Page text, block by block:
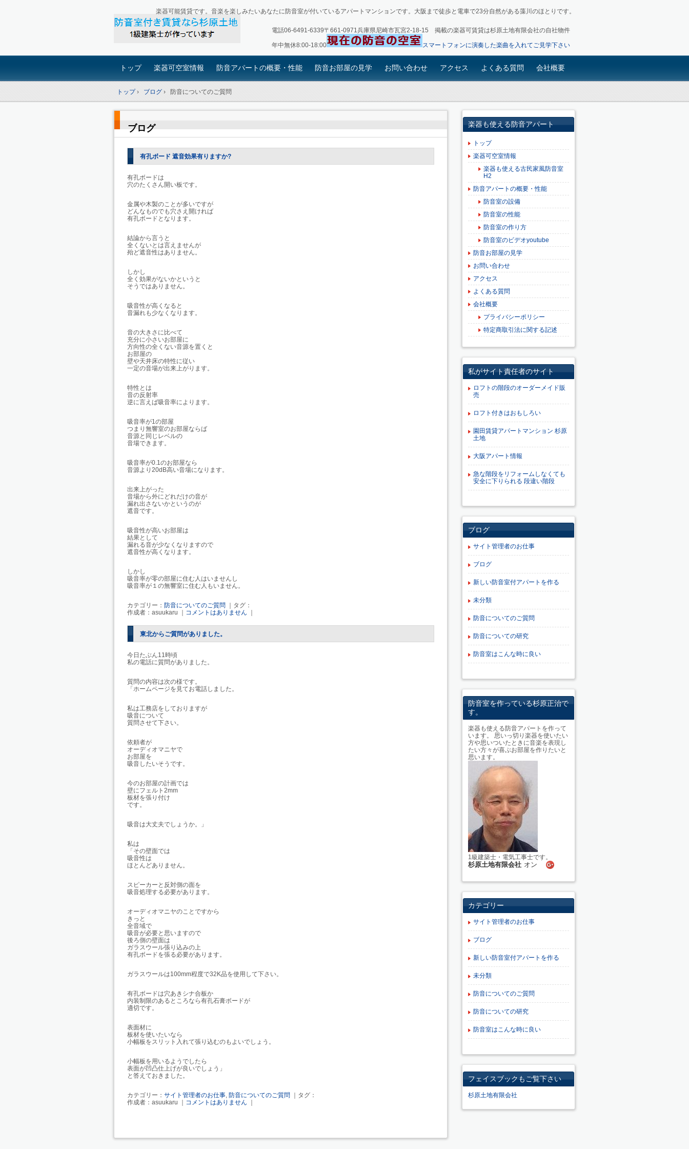
楽器可能賃貸です。音楽を楽しみたいあなたに防音室が付いているアパートマンションです。大阪まで徒歩と電車で23分自然がある藻川のほとりです。
電話06-6491-6339〒661-0971兵庫県尼崎市瓦宮2-18-15 掲載の楽器可賃貸は杉原土地有限会社の自社物件
年中無休8:00-18:00 スマートフォンに演奏した楽曲を入れてご見学下さい
トップ 楽器可空室情報 防音アパートの概要・性能 防音お部屋の見学 お問い合わせ アクセス よくある質問 会社概要
トップ› ブログ› 防音についてのご質問
ブログ
有孔ボード 遮音効果有りますか?
有孔ボードは
穴のたくさん開い板です。
金属や木製のことが多いですが
どんなものでも穴さえ開ければ
有孔ボードとなります。
結論から言うと
全くないとは言えませんが
殆ど遮音性はありません。
しかし
全く効果がないかというと
そうではありません。
吸音性が高くなると
音漏れも少なくなります。
音の大きさに比べて
充分に小さいお部屋に
方向性の全くない音源を置くと
お部屋の
壁や天井床の特性に従い
一定の音場が出来上がります。
特性とは
音の反射率
逆に言えば吸音率によります。
吸音率が1の部屋
つまり無響室のお部屋ならば
音源と同じレベルの
音場できます。
吸音率が0.1のお部屋なら
音源より20dB高い音場になります。
出来上がった
音場から外にどれだけの音が
漏れ出さないかというのが
遮音です。
吸音性が高いお部屋は
結果として
漏れる音が少なくなりますので
遮音性が高くなります。
しかし
吸音率が零の部屋に住む人はいませんし
吸音率が１の無響室に住む人もいません。
カテゴリー： 防音についてのご質問 ｜タグ：
作成者：asuukaru ｜ コメントはありません
東北からご質問がありました。
今日たぶん11時頃
私の電話に質問がありました。
質問の内容は次の様です。
「ホームページを見てお電話しました。
私は工務店をしておりますが
吸音について
質問させて下さい。
依頼者が
オーディオマニヤで
お部屋を
吸音したいそうです。
今のお部屋の計画では
壁にフェルト2mm
板材を張り付け
です。
吸音は大丈夫でしょうか。」
私は
「その壁面では
吸音性は
ほとんどありません。
スピーカーと反対側の面を
吸音処理する必要があります。
オーディオマニヤのことですから
きっと
全音域で
吸音が必要と思いますので
後ろ側の壁面は
ガラスウール張り込みの上
有孔ボードを張る必要があります。
ガラスウールは100mm程度で32K品を使用して下さい。
有孔ボードは穴あきシナ合板か
内装制限のあるところなら有孔石膏ボードが
適切です。
表面材に
板材を使いたいなら
小幅板をスリット入れて張り込むのもよいでしょう。
小幅板を用いるようでしたら
表面が凹凸仕上げが良いでしょう」
と答えておきました。
カテゴリー： サイト管理者のお仕事, 防音についてのご質問 ｜タグ：
作成者：asuukaru ｜ コメントはありません ｜
楽器も使える防音アパート
トップ
楽器可空室情報
楽器も使える古民家風防音室
H2
防音アパートの概要・性能
防音室の設備
防音室の性能
防音室の作り方
防音室のビデオyoutube
防音お部屋の見学
お問い合わせ
アクセス
よくある質問
会社概要
プライバシーポリシー
特定商取引法に関する記述
私がサイト責任者のサイト
ロフトの階段のオーダーメイド販
売
ロフト付きはおもしろい
園田賃貸アパートマンション 杉原
土地
大阪アパート情報
急な階段をリフォームしなくても
安全に下りられる 段違い階段
ブログ
サイト管理者のお仕事
ブログ
新しい防音室付アパートを作る
未分類
防音についてのご質問
防音についての研究
防音室はこんな時に良い
防音室を作っている杉原正治で
す。
楽器も使える防音アパートを作って
います。 思いっ切り楽器を使いたい
方や思いついたときに音楽を表現し
たい方々が喜ぶお部屋を作りたいと
思います。
1級建築士・電気工事士です。
杉原土地有限会社 オン
カテゴリー
サイト管理者のお仕事
ブログ
新しい防音室付アパートを作る
未分類
防音についてのご質問
防音についての研究
防音室はこんな時に良い
フェイスブックもご覧下さい
杉原土地有限会社